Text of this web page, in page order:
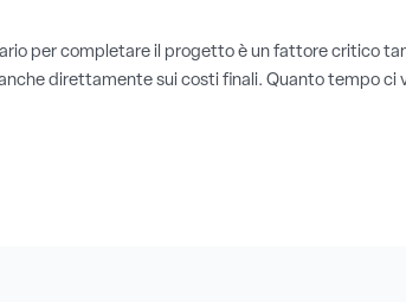
per completare il progetto è un fattore critico
direttamente sui costi finali. Quanto tempo ci